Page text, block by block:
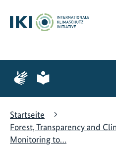
Hauptinhalt
springen
Suche
springen
Hauptnavigation
springen
Zur
Seite
Gebärdensprache
Zur
Seite
leichte
Startseite
Forest, Transparency and
Monitoring to…